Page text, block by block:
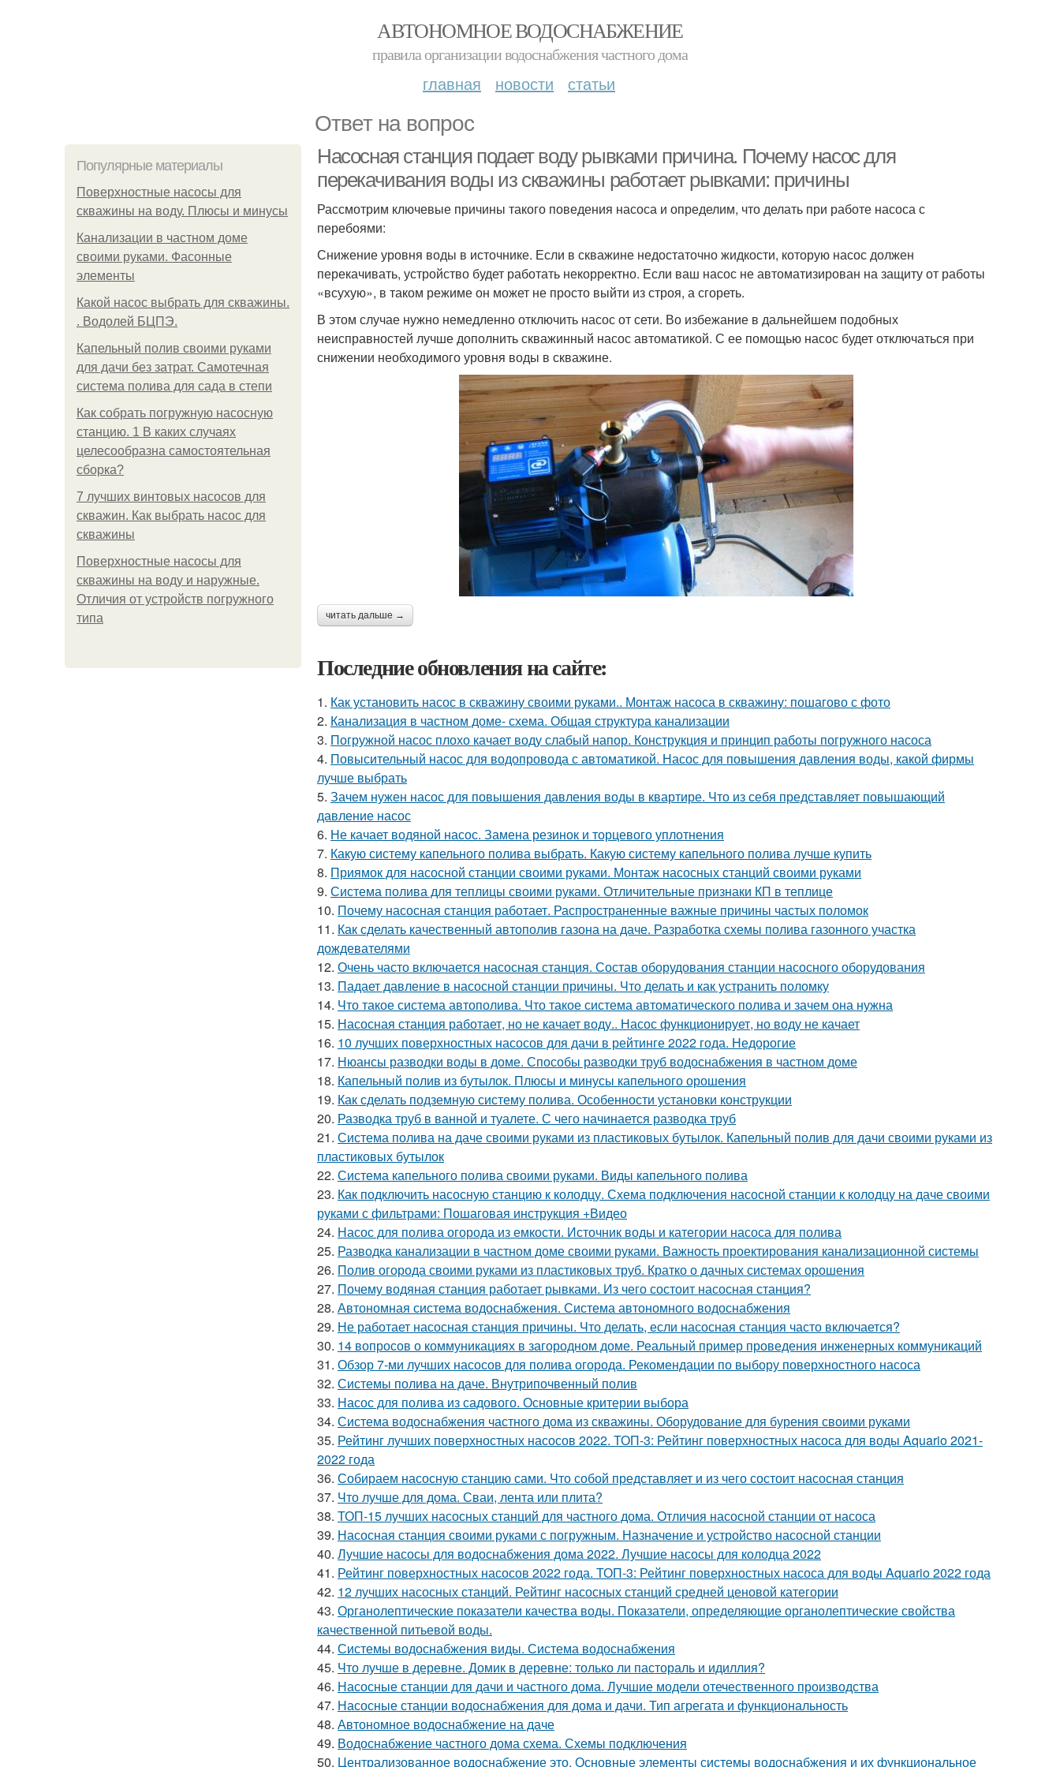
АВТОНОМНОЕ ВОДОСНАБЖЕНИЕ
правила организации водоснабжения частного дома
главная новости статьи
Ответ на вопрос
Популярные материалы
Поверхностные насосы для
скважины на воду. Плюсы и минусы
Канализации в частном доме
своими руками. Фасонные
элементы
Какой насос выбрать для скважины.
. Водолей БЦПЭ.
Капельный полив своими руками
для дачи без затрат. Самотечная
система полива для сада в степи
Как собрать погружную насосную
станцию. 1 В каких случаях
целесообразна самостоятельная
сборка?
7 лучших винтовых насосов для
скважин. Как выбрать насос для
скважины
Поверхностные насосы для
скважины на воду и наружные.
Отличия от устройств погружного
типа
Насосная станция подает воду рывками причина. Почему насос для
перекачивания воды из скважины работает рывками: причины
Рассмотрим ключевые причины такого поведения насоса и определим, что делать при работе насоса с
перебоями:
Снижение уровня воды в источнике. Если в скважине недостаточно жидкости, которую насос должен
перекачивать, устройство будет работать некорректно. Если ваш насос не автоматизирован на защиту от работы
«всухую», в таком режиме он может не просто выйти из строя, а сгореть.
В этом случае нужно немедленно отключить насос от сети. Во избежание в дальнейшем подобных
неисправностей лучше дополнить скважинный насос автоматикой. С ее помощью насос будет отключаться при
снижении необходимого уровня воды в скважине.
читать дальше →
Последние обновления на сайте:
1. Как установить насос в скважину своими руками.. Монтаж насоса в скважину: пошагово с фото
2. Канализация в частном доме- схема. Общая структура канализации
3. Погружной насос плохо качает воду слабый напор. Конструкция и принцип работы погружного насоса
4. Повысительный насос для водопровода с автоматикой. Насос для повышения давления воды, какой фирмы
лучше выбрать
5. Зачем нужен насос для повышения давления воды в квартире. Что из себя представляет повышающий
давление насос
6. Не качает водяной насос. Замена резинок и торцевого уплотнения
7. Какую систему капельного полива выбрать. Какую систему капельного полива лучше купить
8. Приямок для насосной станции своими руками. Монтаж насосных станций своими руками
9. Система полива для теплицы своими руками. Отличительные признаки КП в теплице
10. Почему насосная станция работает. Распространенные важные причины частых поломок
11. Как сделать качественный автополив газона на даче. Разработка схемы полива газонного участка
дождевателями
12. Очень часто включается насосная станция. Состав оборудования станции насосного оборудования
13. Падает давление в насосной станции причины. Что делать и как устранить поломку
14. Что такое система автополива. Что такое система автоматического полива и зачем она нужна
15. Насосная станция работает, но не качает воду.. Насос функционирует, но воду не качает
16. 10 лучших поверхностных насосов для дачи в рейтинге 2022 года. Недорогие
17. Нюансы разводки воды в доме. Способы разводки труб водоснабжения в частном доме
18. Капельный полив из бутылок. Плюсы и минусы капельного орошения
19. Как сделать подземную систему полива. Особенности установки конструкции
20. Разводка труб в ванной и туалете. С чего начинается разводка труб
21. Система полива на даче своими руками из пластиковых бутылок. Капельный полив для дачи своими руками из
пластиковых бутылок
22. Система капельного полива своими руками. Виды капельного полива
23. Как подключить насосную станцию к колодцу. Схема подключения насосной станции к колодцу на даче своими
руками с фильтрами: Пошаговая инструкция +Видео
24. Насос для полива огорода из емкости. Источник воды и категории насоса для полива
25. Разводка канализации в частном доме своими руками. Важность проектирования канализационной системы
26. Полив огорода своими руками из пластиковых труб. Кратко о дачных системах орошения
27. Почему водяная станция работает рывками. Из чего состоит насосная станция?
28. Автономная система водоснабжения. Система автономного водоснабжения
29. Не работает насосная станция причины. Что делать, если насосная станция часто включается?
30. 14 вопросов о коммуникациях в загородном доме. Реальный пример проведения инженерных коммуникаций
31. Обзор 7-ми лучших насосов для полива огорода. Рекомендации по выбору поверхностного насоса
32. Системы полива на даче. Внутрипочвенный полив
33. Насос для полива из садового. Основные критерии выбора
34. Система водоснабжения частного дома из скважины. Оборудование для бурения своими руками
35. Рейтинг лучших поверхностных насосов 2022. ТОП-3: Рейтинг поверхностных насоса для воды Aquario 2021-
2022 года
36. Собираем насосную станцию сами. Что собой представляет и из чего состоит насосная станция
37. Что лучше для дома. Сваи, лента или плита?
38. ТОП-15 лучших насосных станций для частного дома. Отличия насосной станции от насоса
39. Насосная станция своими руками с погружным. Назначение и устройство насосной станции
40. Лучшие насосы для водоснабжения дома 2022. Лучшие насосы для колодца 2022
41. Рейтинг поверхностных насосов 2022 года. ТОП-3: Рейтинг поверхностных насоса для воды Aquario 2022 года
42. 12 лучших насосных станций. Рейтинг насосных станций средней ценовой категории
43. Органолептические показатели качества воды. Показатели, определяющие органолептические свойства
качественной питьевой воды.
44. Системы водоснабжения виды. Система водоснабжения
45. Что лучше в деревне. Домик в деревне: только ли пастораль и идиллия?
46. Насосные станции для дачи и частного дома. Лучшие модели отечественного производства
47. Насосные станции водоснабжения для дома и дачи. Тип агрегата и функциональность
48. Автономное водоснабжение на даче
49. Водоснабжение частного дома схема. Схемы подключения
50. Централизованное водоснабжение это. Основные элементы системы водоснабжения и их функциональное